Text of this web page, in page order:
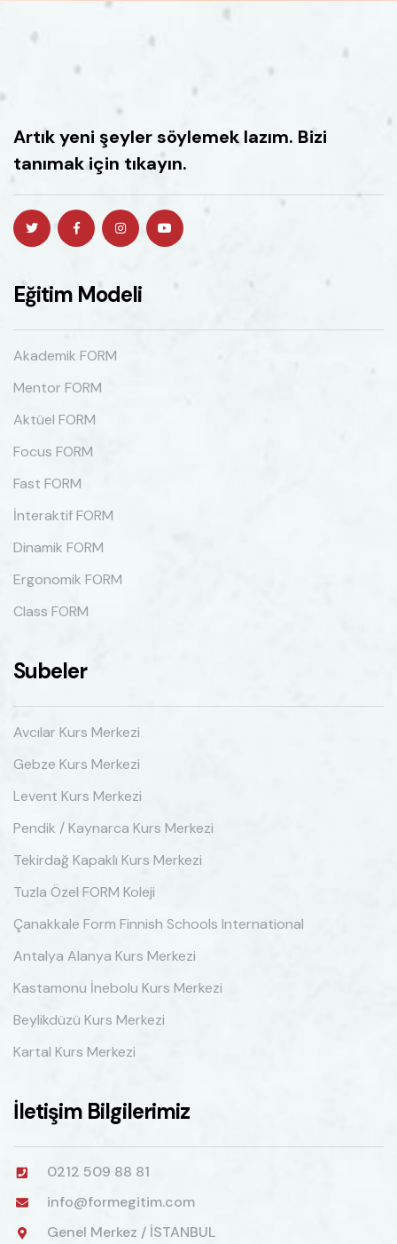
Artık yeni şeyler söylemek lazım. Bizi
tanımak için tıkayın.
Eğitim Modeli
Akademik FORM
Mentor FORM
Aktüel FORM
Focus FORM
Fast FORM
İnteraktif FORM
Dinamik FORM
Ergonomik FORM
Class FORM
Subeler
Avcılar Kurs Merkezi
Gebze Kurs Merkezi
Levent Kurs Merkezi
Pendik / Kaynarca Kurs Merkezi
Tekirdağ Kapaklı Kurs Merkezi
Tuzla Özel FORM Koleji
Çanakkale Form Finnish Schools International
Antalya Alanya Kurs Merkezi
Kastamonu İnebolu Kurs Merkezi
Beylikdüzü Kurs Merkezi
Kartal Kurs Merkezi
İletişim Bilgilerimiz
0212 509 88 81
info@formegitim.com
Genel Merkez / İSTANBUL